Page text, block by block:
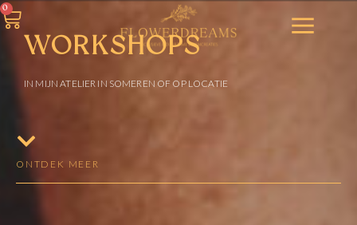
0
WORKSHOPS
IN MIJN ATELIER IN SOMEREN OF OP LOCATIE
ONTDEK MEER